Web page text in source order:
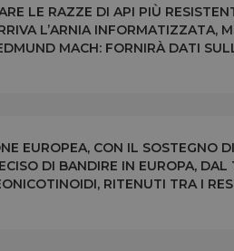
LE RAZZE DI API PIÙ
L’ARNIA INFORMATIZZATA,
MACH: FORNIRÀ DATI
EFFETTI NEGATIVI DEGLI
EUROPEA, CON IL SOSTEGNO
DI BANDIRE IN EUROPA, DAL
RITENUTI TRA I